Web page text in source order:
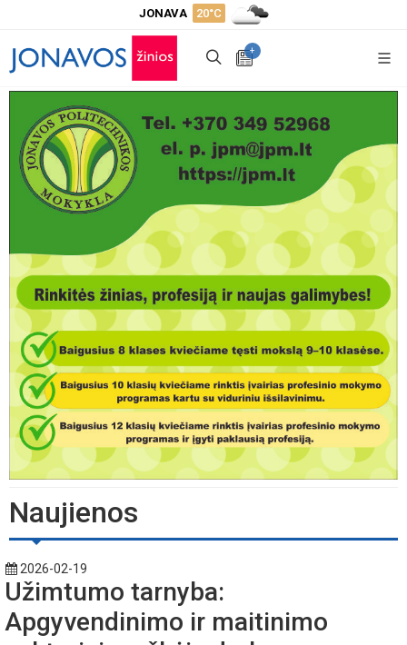
JONAVA 20°C
+
Naujienos
2026-02-19
Užimtumo tarnyba:
Apgyvendinimo ir maitinimo